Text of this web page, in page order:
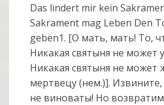
Das lindert mir kein
Sakrament mag Leben Den
geben1. [О мать, мать! То,
Никакая святыня не может
Никакая святыня не может
мертвецу (нем.)].
не виноваты! Но